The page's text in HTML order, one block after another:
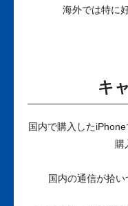
海外では特に
キ
国内で購入した
購
国内の通信が拾い